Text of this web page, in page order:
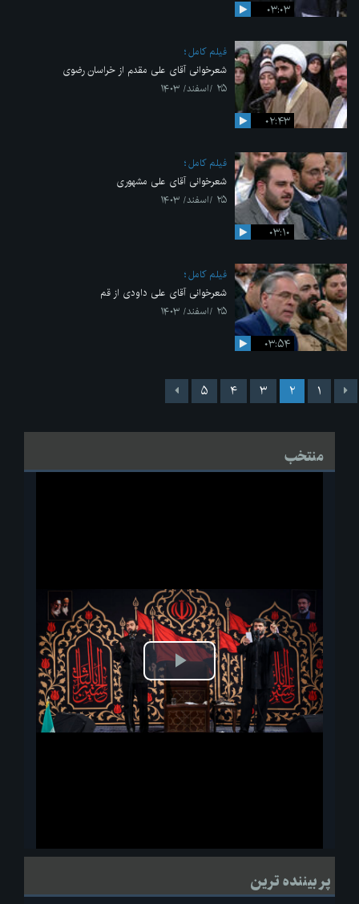
۰۳:۰۳
۰۲:۴۳
فیلم کامل
شعرخوانی آقای علی مقدم از خراسان رضوی
۲۵ /اسفند/ ۱۴۰۳
۰۳:۱۰
فیلم کامل
شعرخوانی آقای علی مشهوری
۲۵ /اسفند/ ۱۴۰۳
۰۳:۵۴
فیلم کامل
شعرخوانی آقای علی داودی از قم
۲۵ /اسفند/ ۱۴۰۳
۱ ۲ ۳ ۴ ۵
منتخب
پخش
ویدیو
لحظاتی از قرائت زیارت اربعین امام حسین(ع) در مراسم عزاداری هیئات
پر بیننده ترین